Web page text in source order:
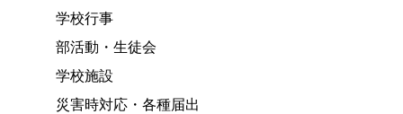
学校行事
部活動・生徒会
学校施設
災害時対応・各種届出